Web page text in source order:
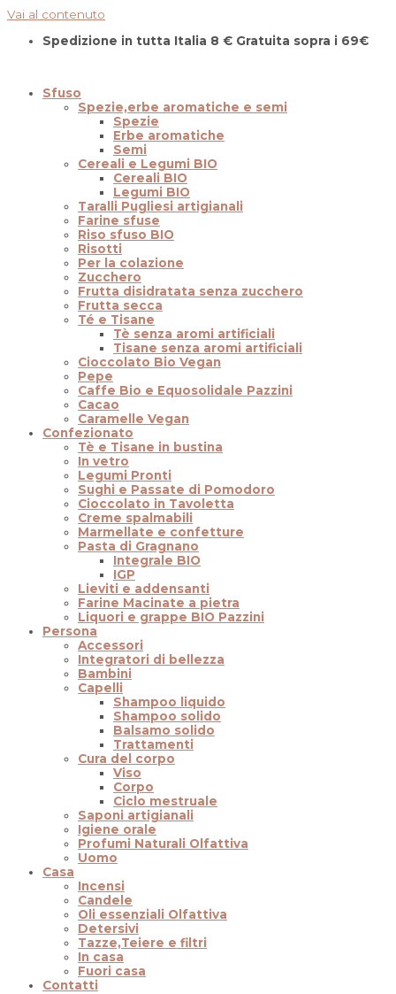
Vai al contenuto
Spedizione in tutta Italia 8 € Gratuita sopra i 69€
Sfuso
Spezie,erbe aromatiche e semi
Spezie
Erbe aromatiche
Semi
Cereali e Legumi BIO
Cereali BIO
Legumi BIO
Taralli Pugliesi artigianali
Farine sfuse
Riso sfuso BIO
Risotti
Per la colazione
Zucchero
Frutta disidratata senza zucchero
Frutta secca
Té e Tisane
Tè senza aromi artificiali
Tisane senza aromi artificiali
Cioccolato Bio Vegan
Pepe
Caffe Bio e Equosolidale Pazzini
Cacao
Caramelle Vegan
Confezionato
Tè e Tisane in bustina
In vetro
Legumi Pronti
Sughi e Passate di Pomodoro
Cioccolato in Tavoletta
Creme spalmabili
Marmellate e confetture
Pasta di Gragnano
Integrale BIO
IGP
Lieviti e addensanti
Farine Macinate a pietra
Liquori e grappe BIO Pazzini
Persona
Accessori
Integratori di bellezza
Bambini
Capelli
Shampoo liquido
Shampoo solido
Balsamo solido
Trattamenti
Cura del corpo
Viso
Corpo
Ciclo mestruale
Saponi artigianali
Igiene orale
Profumi Naturali Olfattiva
Uomo
Casa
Incensi
Candele
Oli essenziali Olfattiva
Detersivi
Tazze,Teiere e filtri
In casa
Fuori casa
Contatti